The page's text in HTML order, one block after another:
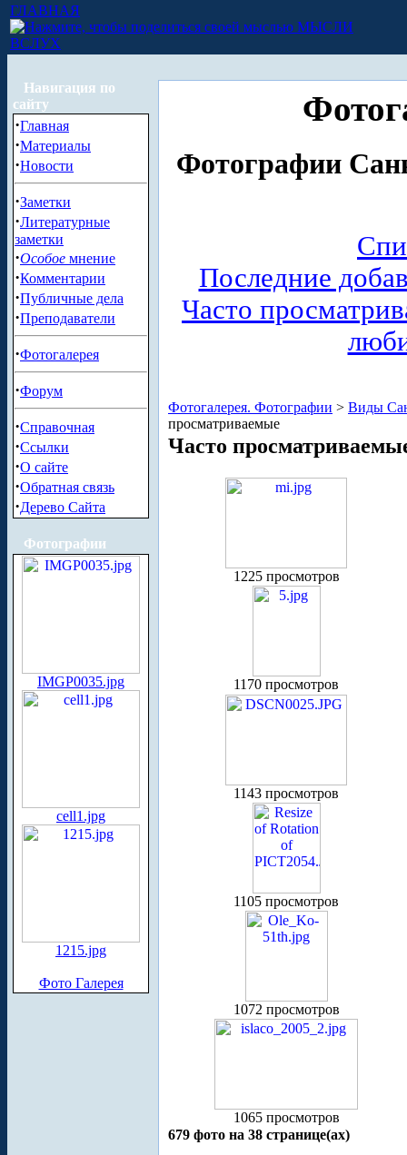
ГЛАВНАЯ
МЫСЛИ
ВСЛУХ
Навигация по
сайту
·Главная
·Материалы
·Новости
·Заметки
·Литературные
заметки
·Особое мнение
·Комментарии
·Публичные дела
·Преподаватели
·Фотогалерея
·Форум
·Справочная
·Ссылки
·О сайте
·Обратная связь
·Дерево Сайта
Фотографии
IMGP0035.jpg
cell1.jpg
1215.jpg
Фото Галерея
Фотографии
Последние
Часто
Фотогалерея. Фотографии > Виды
просматриваемые
Часто
1225 просмотров
1170 просмотров
1143 просмотров
1105 просмотров
1072 просмотров
1065 просмотров
679 фото на 38 странице(ах)